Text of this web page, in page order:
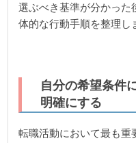
選ぶべき基準が分かった
体的な行動手順を整理し
自分の希望条件
明確にする
転職活動において最も重